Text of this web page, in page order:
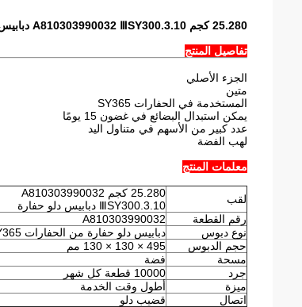
25.280 كجم A810303990032 ⅢSY300.3.10 دبابيس دلو حفارة
تفاصيل المنتج
الجزء الأصلي
متين
المستخدمة في الحفارات SY365
يمكن استبدال البضائع في غضون 15 يومًا
عدد كبير من الأسهم في متناول اليد
لهب الفضة
معلمات المنتج
لقب
25.280 كجم A810303990032
ⅢSY300.3.10 دبابيس دلو حفارة
رقم القطعة
A810303990032
نوع دبوس
دبابيس دلو حفارة من الحفارات SY365
حجم الدبوس
495 × 130 × 130 مم
مسحة
فضة
جرد
10000 قطعة كل شهر
ميزة
أطول وقت الخدمة
اتصال
قضيب دلو